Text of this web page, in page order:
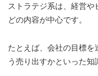
ストラテジ系は、経営
どの内容が中心です。
たとえば、会社の目標
う売り出すかといった知